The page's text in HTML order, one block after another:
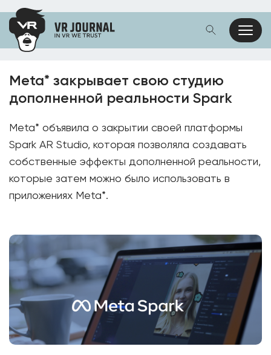
Meta* закрывает свою студию
дополненной реальности Spark
Meta* объявила о закрытии своей платформы
Spark AR Studio, которая позволяла создавать
собственные эффекты дополненной реальности,
которые затем можно было использовать в
приложениях Meta*.